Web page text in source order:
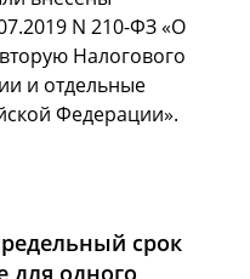
N 210-ФЗ «О
Налогового
и отдельные
Федерации».
срок